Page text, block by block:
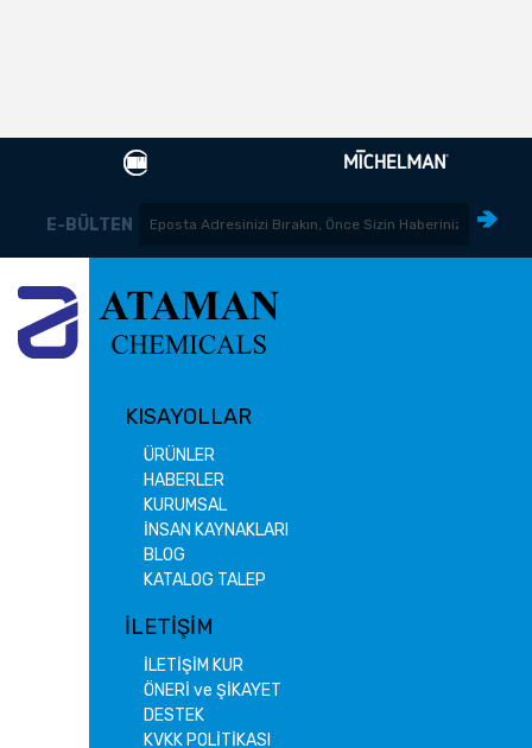
E-BÜLTEN
KISAYOLLAR
ÜRÜNLER
HABERLER
KURUMSAL
İNSAN KAYNAKLARI
BLOG
KATALOG TALEP
İLETİŞİM
İLETİŞİM KUR
ÖNERİ ve ŞİKAYET
DESTEK
KVKK POLİTİKASI